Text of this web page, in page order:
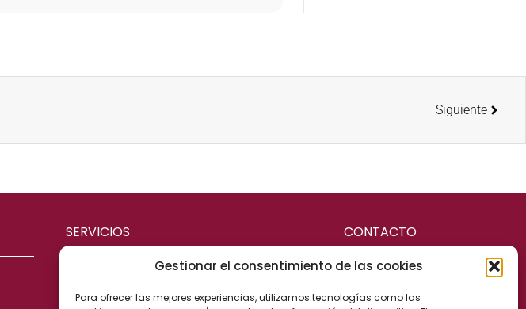
Gestionar el consentimiento de las cookies
Para ofrecer las mejores experiencias, utilizamos tecnologías como las
Siguiente
SERVICIOS CONTACTO
04700 El Ejido (Almería)